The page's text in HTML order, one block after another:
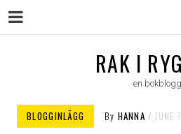
RAK I
en bokblogg
BLOGGINLÄGG By HANNA
Menu